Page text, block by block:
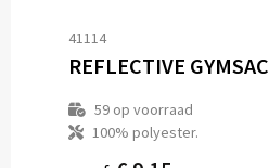
41114
REFLECTIVE GYMSAC
59op voorraad
100% polyester.